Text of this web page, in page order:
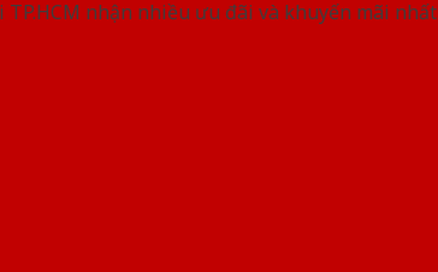
nhận nhiều ưu đãi và khuyến mãi nhất